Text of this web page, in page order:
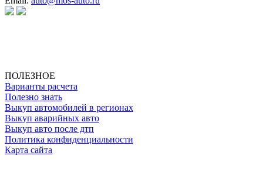
ПОЛЕЗНОЕ
Варианты расчета
Полезно знать
Выкуп автомобилей в регионах
Выкуп аварийных авто
Выкуп авто после дтп
Политика конфиденциальности
Карта сайта